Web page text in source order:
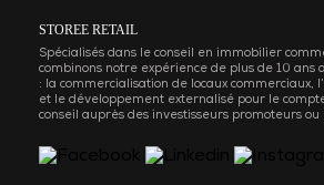
STOREE RETAIL
Spécialisés dans le conseil en immobilier
combinons notre expérience de plus de 10 ans
: la commercialisation de locaux commerciaux,
et le développement externalisé pour le
conseil auprès des investisseurs promoteurs ou